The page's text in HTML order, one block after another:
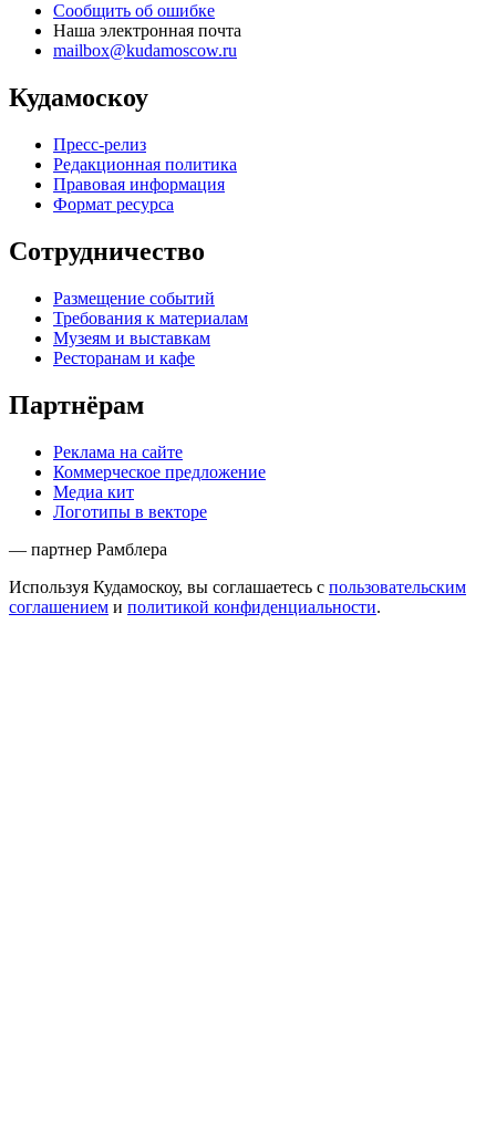
Сообщить об ошибке
Наша электронная почта
mailbox@kudamoscow.ru
Кудамоскоу
Пресс-релиз
Редакционная политика
Правовая информация
Формат ресурса
Сотрудничество
Размещение событий
Требования к материалам
Музеям и выставкам
Ресторанам и кафе
Партнёрам
Реклама на сайте
Коммерческое предложение
Медиа кит
Логотипы в векторе
— партнер Рамблера
Используя Кудамоскоу, вы соглашаетесь с пользовательским
соглашением и политикой конфиденциальности.